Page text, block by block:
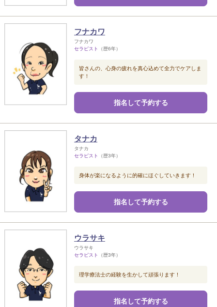
フナカワ
フナカワ
セラピスト
（歴6年）
皆さんの、心身の疲れを真心込めて全力でケアしま
す！
指名して予約する
タナカ
タナカ
セラピスト
（歴3年）
身体が楽になるように的確にほぐしていきます！
指名して予約する
ウラサキ
ウラサキ
セラピスト
（歴3年）
理学療法士の経験を生かして頑張ります！
指名して予約する